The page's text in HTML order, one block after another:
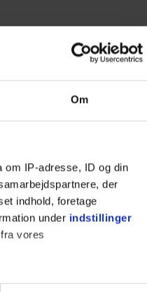
Om
IP-adresse, ID og din
der
indhold, foretage
under indstillinger
vores